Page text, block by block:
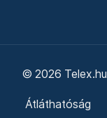
© 2026
Átláthatóság